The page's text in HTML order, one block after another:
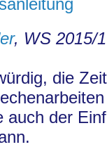
, WS 2015/
die
auch der